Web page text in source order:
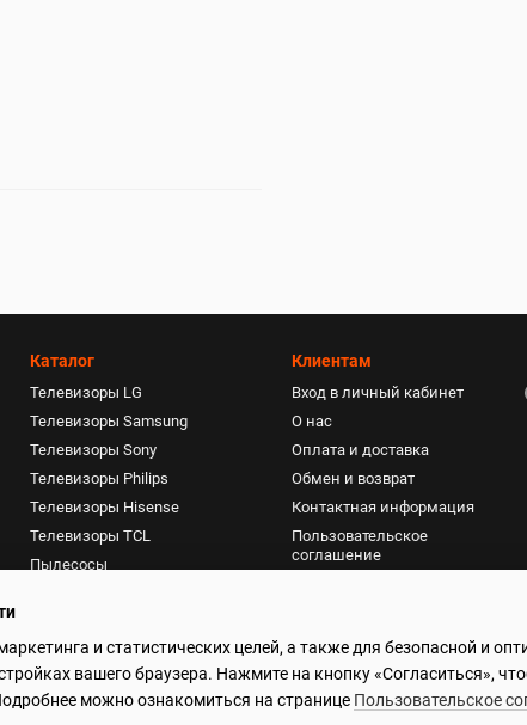
Каталог
Телевизоры LG
Телевизоры Samsung
Телевизоры Sony
Телевизоры Philips
Телевизоры Hisense
Телевизоры TCL
Пылесосы
Мониторы
Клиентам
Вход в личный кабинет
О нас
Оплата и доставка
Обмен и возврат
Контактная информация
Пользовательское
соглашение
и статистических целей, а также для безопасной и
вашего браузера. Нажмите на кнопку «Согласиться»,
можно ознакомиться на странице Пользовательское